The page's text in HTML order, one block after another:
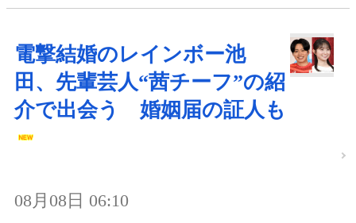
電撃結婚のレインボー池
田、先輩芸人“茜チーフ”の紹
介で出会う 婚姻届の証人も
08月08日 06:10